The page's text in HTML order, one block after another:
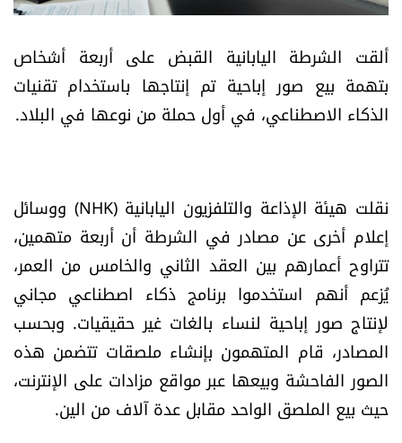
نداء القرّاء
خاص الموقع
كتّابنا
آراء
اقتصاد
العالم
الصحافة الإسرائيلية
ثقافة وفنون
ألقت الشرطة اليابانية القبض على أربعة أشخاص
بتهمة بيع صور إباحية تم إنتاجها باستخدام تقنيات
الذكاء الاصطناعي، في أول حملة من نوعها في البلاد.
نقلت هيئة الإذاعة والتلفزيون اليابانية (NHK) ووسائل
إعلام أخرى عن مصادر في الشرطة أن أربعة متهمين،
تتراوح أعمارهم بين العقد الثاني والخامس من العمر،
يُزعم أنهم استخدموا برنامج ذكاء اصطناعي مجاني
لإنتاج صور إباحية لنساء بالغات غير حقيقيات. وبحسب
المصادر، قام المتهمون بإنشاء ملصقات تتضمن هذه
الصور الفاحشة وبيعها عبر مواقع مزادات على الإنترنت،
حيث بيع الملصق الواحد مقابل عدة آلاف من الين.